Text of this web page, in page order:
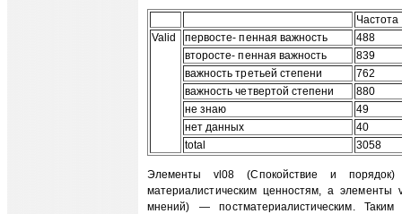
Частота
Valid
первосте- пенная важность
488
второсте- пенная важность
839
важность третьей степени
762
важность четвертой степени
880
не знаю
49
нет данных
40
total
3058
Элементы vl08 (Спокойствие и
материалистическим ценностям, а
мнений) — постматериалистическим.